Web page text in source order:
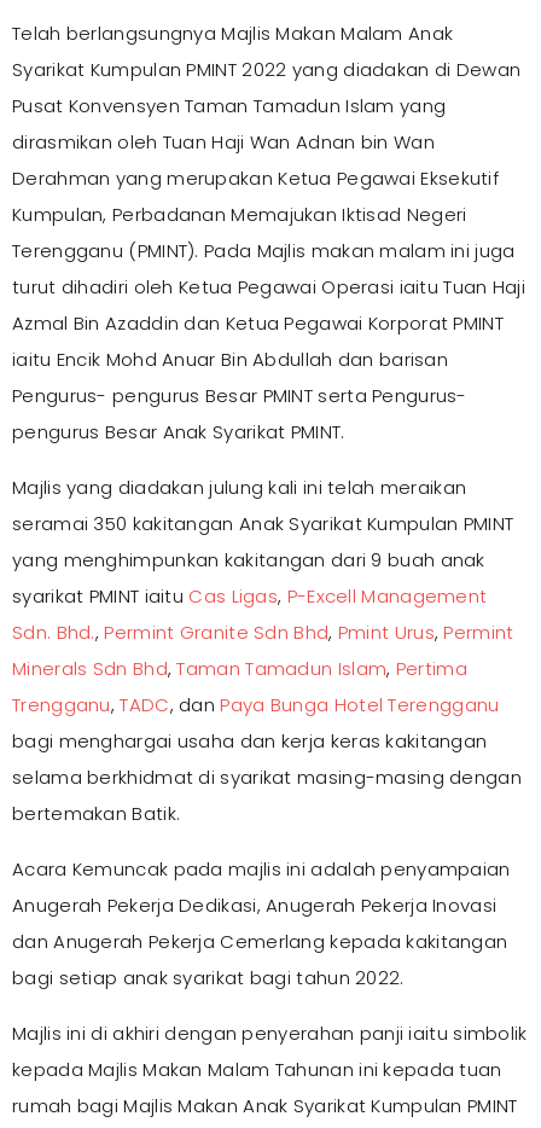
Telah berlangsungnya Majlis Makan Malam Anak
Syarikat Kumpulan PMINT 2022 yang diadakan di Dewan
Pusat Konvensyen Taman Tamadun Islam yang
dirasmikan oleh Tuan Haji Wan Adnan bin Wan
Derahman yang merupakan Ketua Pegawai Eksekutif
Kumpulan, Perbadanan Memajukan Iktisad Negeri
Terengganu (PMINT). Pada Majlis makan malam ini juga
turut dihadiri oleh Ketua Pegawai Operasi iaitu Tuan Haji
Azmal Bin Azaddin dan Ketua Pegawai Korporat PMINT
iaitu Encik Mohd Anuar Bin Abdullah dan barisan
Pengurus- pengurus Besar PMINT serta Pengurus-
pengurus Besar Anak Syarikat PMINT.
Majlis yang diadakan julung kali ini telah meraikan
seramai 350 kakitangan Anak Syarikat Kumpulan PMINT
yang menghimpunkan kakitangan dari 9 buah anak
syarikat PMINT iaitu Cas Ligas, P-Excell Management
Sdn. Bhd., Permint Granite Sdn Bhd, Pmint Urus, Permint
Minerals Sdn Bhd,Taman Tamadun Islam, Pertima
Trengganu,TADC, dan Paya Bunga Hotel Terengganu
bagi menghargai usaha dan kerja keras kakitangan
selama berkhidmat di syarikat masing-masing dengan
bertemakan Batik.
Acara Kemuncak pada majlis ini adalah penyampaian
Anugerah Pekerja Dedikasi, Anugerah Pekerja Inovasi
dan Anugerah Pekerja Cemerlang kepada kakitangan
bagi setiap anak syarikat bagi tahun 2022.
Majlis ini di akhiri dengan penyerahan panji iaitu simbolik
kepada Majlis Makan Malam Tahunan ini kepada tuan
rumah bagi Majlis Makan Anak Syarikat Kumpulan PMINT